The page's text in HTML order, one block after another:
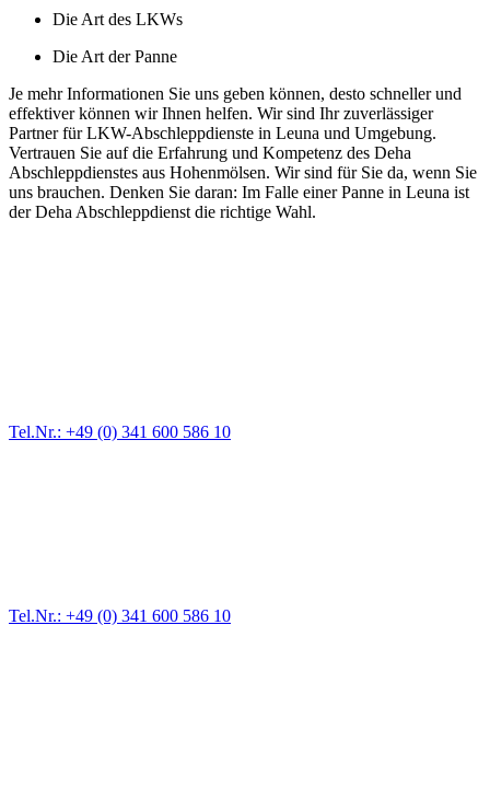
Die Art des LKWs
Die Art der Panne
Je mehr Informationen Sie uns geben können, desto schneller und
effektiver können wir Ihnen helfen. Wir sind Ihr zuverlässiger
Partner für LKW-Abschleppdienste in Leuna und Umgebung.
Vertrauen Sie auf die Erfahrung und Kompetenz des Deha
Abschleppdienstes aus Hohenmölsen. Wir sind für Sie da, wenn Sie
uns brauchen. Denken Sie daran: Im Falle einer Panne in Leuna ist
der Deha Abschleppdienst die richtige Wahl.
Tel.Nr.: +49 (0) 341 600 586 10
Tel.Nr.: +49 (0) 341 600 586 10